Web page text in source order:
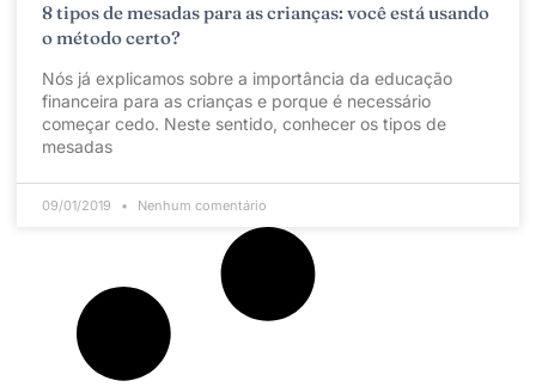
8 tipos de mesadas para as crianças: você está usando
o método certo?
Nós já explicamos sobre a importância da educação
financeira para as crianças e porque é necessário
começar cedo. Neste sentido, conhecer os tipos de
mesadas
09/01/2019 Nenhum comentário